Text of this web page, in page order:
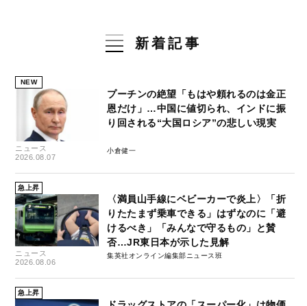
新着記事
NEW
ニュース
2026.08.07
プーチンの絶望「もはや頼れるのは金正
恩だけ」…中国に値切られ、インドに振
り回される“大国ロシア”の悲しい現実
小倉健一
急上昇
ニュース
2026.08.06
〈満員山手線にベビーカーで炎上〉「折
りたたまず乗車できる」はずなのに「避
けるべき」「みんなで守るもの」と賛
否…JR東日本が示した見解
集英社オンライン編集部ニュース班
急上昇